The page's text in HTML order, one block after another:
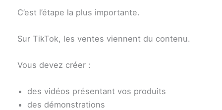
C’est l’étape la plus importante.
Sur TikTok, les ventes viennent du contenu.
Vous devez créer :
des vidéos présentant vos produits
des démonstrations